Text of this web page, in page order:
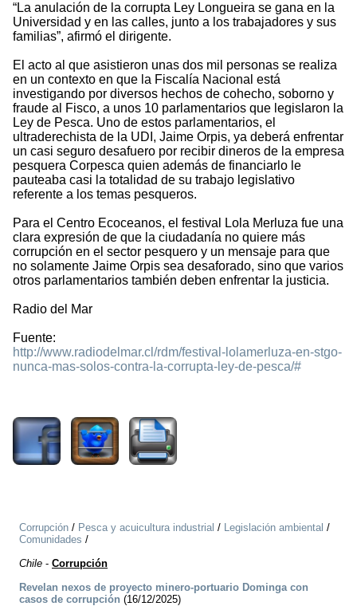
“La anulación de la corrupta Ley Longueira se gana en la
Universidad y en las calles, junto a los trabajadores y sus
familias”, afirmó el dirigente.
El acto al que asistieron unas dos mil personas se realiza
en un contexto en que la Fiscalía Nacional está
investigando por diversos hechos de cohecho, soborno y
fraude al Fisco, a unos 10 parlamentarios que legislaron la
Ley de Pesca. Uno de estos parlamentarios, el
ultraderechista de la UDI, Jaime Orpis, ya deberá enfrentar
un casi seguro desafuero por recibir dineros de la empresa
pesquera Corpesca quien además de financiarlo le
pauteaba casi la totalidad de su trabajo legislativo
referente a los temas pesqueros.
Para el Centro Ecoceanos, el festival Lola Merluza fue una
clara expresión de que la ciudadanía no quiere más
corrupción en el sector pesquero y un mensaje para que
no solamente Jaime Orpis sea desaforado, sino que varios
otros parlamentarios también deben enfrentar la justicia.
Radio del Mar
Fuente:
http://www.radiodelmar.cl/rdm/festival-lolamerluza-en-stgo-
nunca-mas-solos-contra-la-corrupta-ley-de-pesca/#
Corrupción / Pesca y acuicultura industrial / Legislación ambiental /
Comunidades /
Chile - Corrupción
Revelan nexos de proyecto minero-portuario Dominga con
casos de corrupción (16/12/2025)